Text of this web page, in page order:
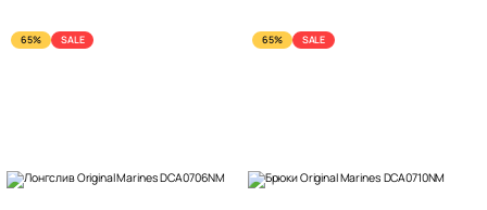
65% SALE 65% SALE